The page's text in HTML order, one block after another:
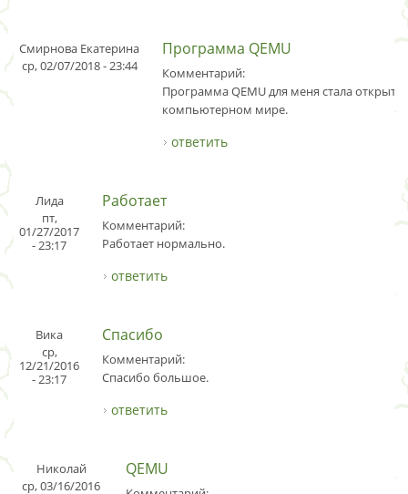
Смирнова Екатерина
ср, 02/07/2018 - 23:44
Программа QEMU
Комментарий:
Программа QEMU для меня стала
компьютерном мире.
ответить
Лида
пт,
01/27/2017
- 23:17
Работает
Комментарий:
Работает нормально.
ответить
Вика
ср,
12/21/2016
- 23:17
Спасибо
Комментарий:
Спасибо большое.
ответить
Николай
ср, 03/16/2016
QEMU